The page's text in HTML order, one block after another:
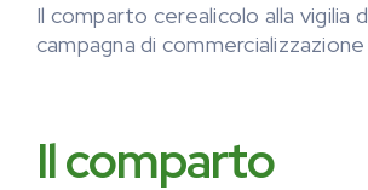
Il comparto cerealicolo alla vigilia
campagna di commercializzazione
Il comparto